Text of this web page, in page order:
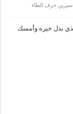
سيرين حرف الطاء
بذل خيره وأمسك